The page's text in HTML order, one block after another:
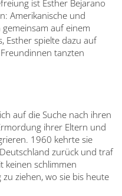
ist Esther Bejarano
Amerikanische und
auf einem
Esther spielte dazu auf
tanzten
auf die Suche nach ihren
ihrer Eltern und
1960 kehrte sie
zurück und traf
keinen schlimmen
ziehen, wo sie bis heute